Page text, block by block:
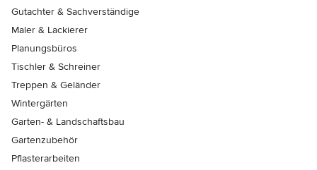
Gutachter & Sachverständige
Maler & Lackierer
Planungsbüros
Tischler & Schreiner
Treppen & Geländer
Wintergärten
Garten- & Landschaftsbau
Gartenzubehör
Pflasterarbeiten